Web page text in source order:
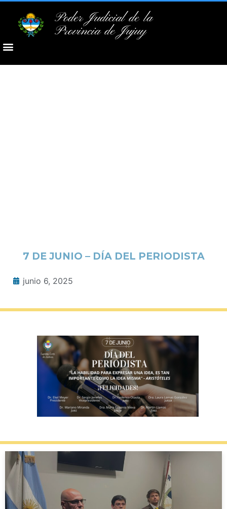
Poder Judicial de la
Provincia de Jujuy
7 DE JUNIO – DÍA DEL PERIODISTA
junio 6, 2025